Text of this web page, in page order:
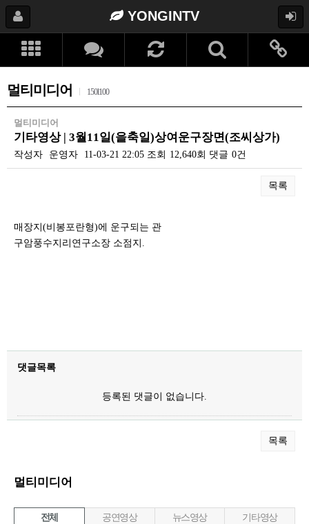
YONGINTV
멀티미디어 150l100
멀티미디어
기타영상 | 3월11일(을축일)상여운구장면(조씨상가)
작성자 운영자 11-03-21 22:05 조회 12,640회 댓글 0건
목록
매장지(비봉포란형)에 운구되는 관
구암풍수지리연구소장 소점지.
댓글목록
등록된 댓글이 없습니다.
목록
멀티미디어
전체 공연영상 뉴스영상 기타영상